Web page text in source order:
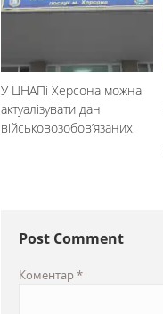
У ЦНАПі Херсона можна
актуалізувати дані
військовозобов’язаних
Post Comment
Коментар*